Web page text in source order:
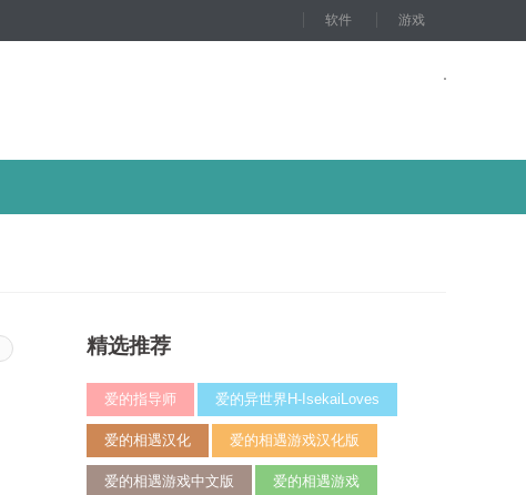
软件 游戏
精选推荐
爱的指导师 爱的异世界H-IsekaiLoves
爱的相遇汉化 爱的相遇游戏汉化版
爱的相遇游戏中文版 爱的相遇游戏